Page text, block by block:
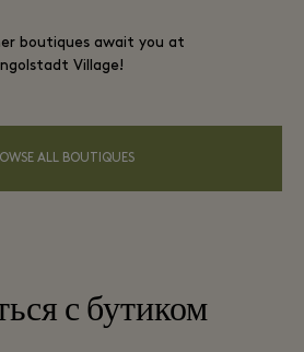
boutiques await you at
Ingolstadt Village!
ALL BOUTIQUES
с бутиком